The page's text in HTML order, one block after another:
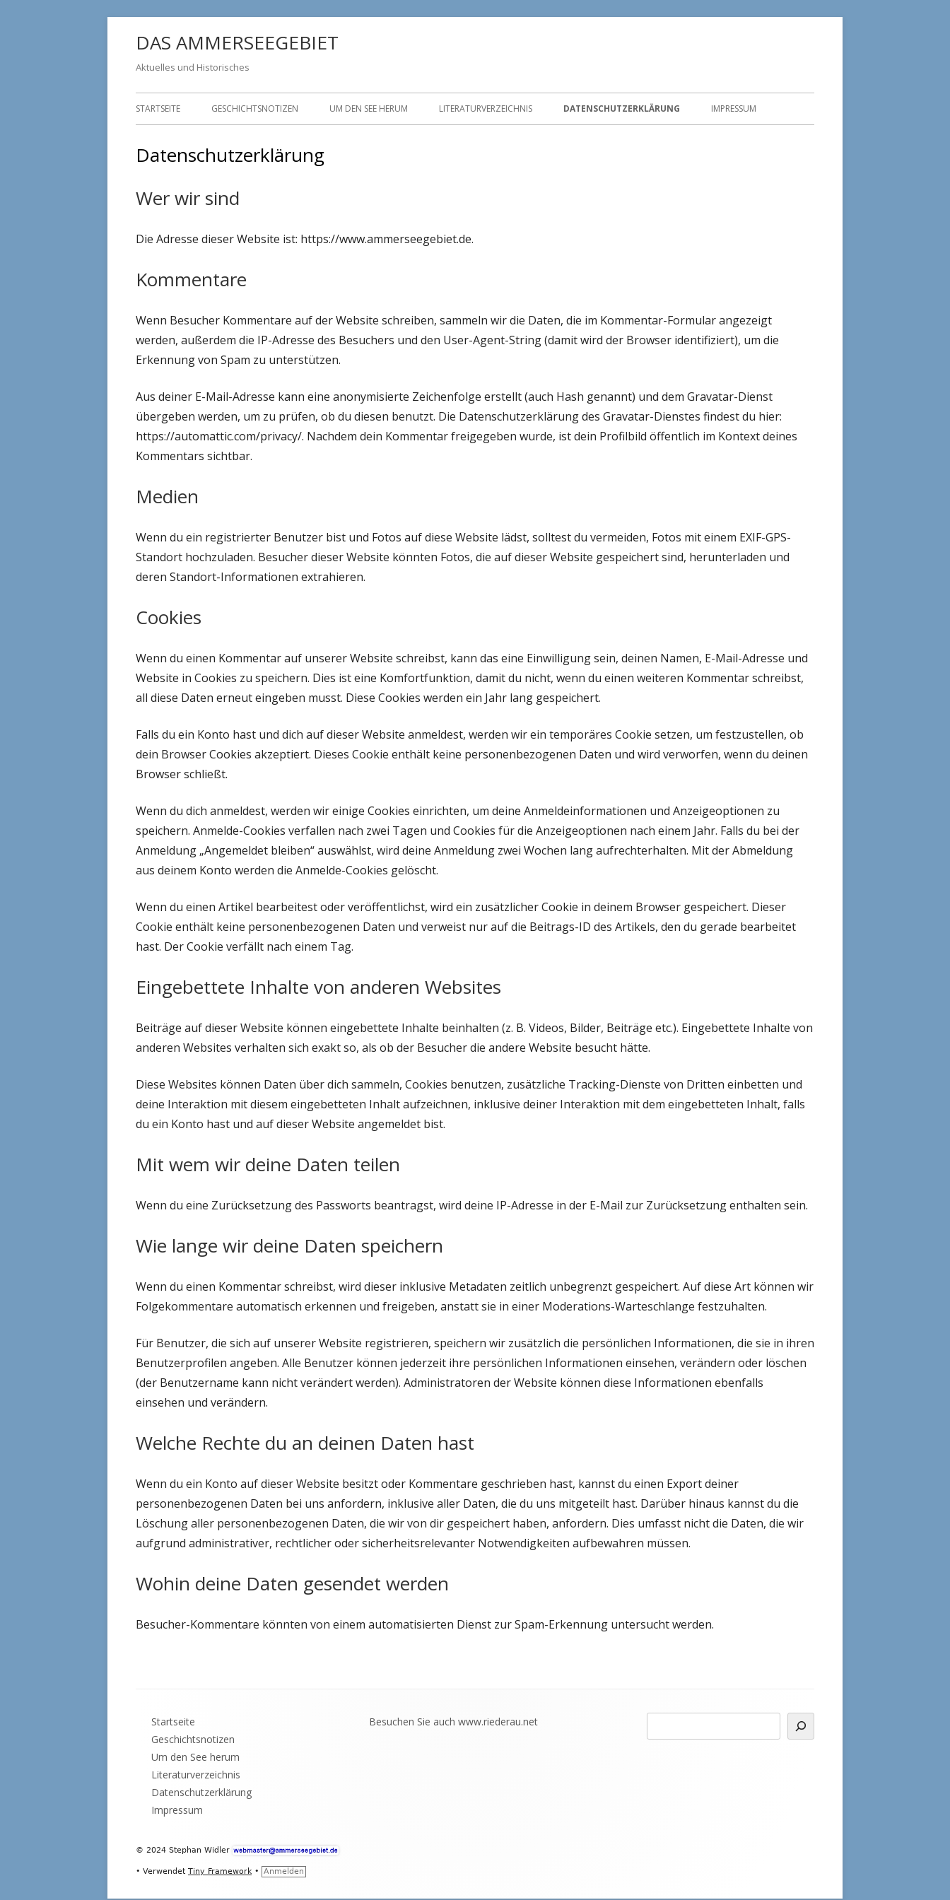
DAS AMMERSEEGEBIET
Aktuelles und Historisches
Primäres
STARTSEITE GESCHICHTSNOTIZEN UM DEN SEE HERUM LITERATURVERZEICHNIS DATENSCHUTZERKLÄRUNG IMPRESSUM
Datenschutzerklärung
Wer wir sind
Die Adresse dieser Website ist: https://www.ammerseegebiet.de.
Kommentare
Wenn Besucher Kommentare auf der Website schreiben, sammeln wir die Daten, die im Kommentar-Formular angezeigt
werden, außerdem die IP-Adresse des Besuchers und den User-Agent-String (damit wird der Browser identifiziert), um die
Erkennung von Spam zu unterstützen.
Aus deiner E-Mail-Adresse kann eine anonymisierte Zeichenfolge erstellt (auch Hash genannt) und dem Gravatar-Dienst
übergeben werden, um zu prüfen, ob du diesen benutzt. Die Datenschutzerklärung des Gravatar-Dienstes findest du hier:
https://automattic.com/privacy/. Nachdem dein Kommentar freigegeben wurde, ist dein Profilbild öffentlich im Kontext deines
Kommentars sichtbar.
Medien
Wenn du ein registrierter Benutzer bist und Fotos auf diese Website lädst, solltest du vermeiden, Fotos mit einem EXIF-GPS-
Standort hochzuladen. Besucher dieser Website könnten Fotos, die auf dieser Website gespeichert sind, herunterladen und
deren Standort-Informationen extrahieren.
Cookies
Wenn du einen Kommentar auf unserer Website schreibst, kann das eine Einwilligung sein, deinen Namen, E-Mail-Adresse und
Website in Cookies zu speichern. Dies ist eine Komfortfunktion, damit du nicht, wenn du einen weiteren Kommentar schreibst,
all diese Daten erneut eingeben musst. Diese Cookies werden ein Jahr lang gespeichert.
Falls du ein Konto hast und dich auf dieser Website anmeldest, werden wir ein temporäres Cookie setzen, um festzustellen, ob
dein Browser Cookies akzeptiert. Dieses Cookie enthält keine personenbezogenen Daten und wird verworfen, wenn du deinen
Browser schließt.
Wenn du dich anmeldest, werden wir einige Cookies einrichten, um deine Anmeldeinformationen und Anzeigeoptionen zu
speichern. Anmelde-Cookies verfallen nach zwei Tagen und Cookies für die Anzeigeoptionen nach einem Jahr. Falls du bei der
Anmeldung „Angemeldet bleiben“ auswählst, wird deine Anmeldung zwei Wochen lang aufrechterhalten. Mit der Abmeldung
aus deinem Konto werden die Anmelde-Cookies gelöscht.
Wenn du einen Artikel bearbeitest oder veröffentlichst, wird ein zusätzlicher Cookie in deinem Browser gespeichert. Dieser
Cookie enthält keine personenbezogenen Daten und verweist nur auf die Beitrags-ID des Artikels, den du gerade bearbeitet
hast. Der Cookie verfällt nach einem Tag.
Eingebettete Inhalte von anderen Websites
Beiträge auf dieser Website können eingebettete Inhalte beinhalten (z. B. Videos, Bilder, Beiträge etc.). Eingebettete Inhalte von
anderen Websites verhalten sich exakt so, als ob der Besucher die andere Website besucht hätte.
Diese Websites können Daten über dich sammeln, Cookies benutzen, zusätzliche Tracking-Dienste von Dritten einbetten und
deine Interaktion mit diesem eingebetteten Inhalt aufzeichnen, inklusive deiner Interaktion mit dem eingebetteten Inhalt, falls
du ein Konto hast und auf dieser Website angemeldet bist.
Mit wem wir deine Daten teilen
Wenn du eine Zurücksetzung des Passworts beantragst, wird deine IP-Adresse in der E-Mail zur Zurücksetzung enthalten sein.
Wie lange wir deine Daten speichern
Wenn du einen Kommentar schreibst, wird dieser inklusive Metadaten zeitlich unbegrenzt gespeichert. Auf diese Art können wir
Folgekommentare automatisch erkennen und freigeben, anstatt sie in einer Moderations-Warteschlange festzuhalten.
Für Benutzer, die sich auf unserer Website registrieren, speichern wir zusätzlich die persönlichen Informationen, die sie in ihren
Benutzerprofilen angeben. Alle Benutzer können jederzeit ihre persönlichen Informationen einsehen, verändern oder löschen
(der Benutzername kann nicht verändert werden). Administratoren der Website können diese Informationen ebenfalls
einsehen und verändern.
Welche Rechte du an deinen Daten hast
Wenn du ein Konto auf dieser Website besitzt oder Kommentare geschrieben hast, kannst du einen Export deiner
personenbezogenen Daten bei uns anfordern, inklusive aller Daten, die du uns mitgeteilt hast. Darüber hinaus kannst du die
Löschung aller personenbezogenen Daten, die wir von dir gespeichert haben, anfordern. Dies umfasst nicht die Daten, die wir
aufgrund administrativer, rechtlicher oder sicherheitsrelevanter Notwendigkeiten aufbewahren müssen.
Wohin deine Daten gesendet werden
Besucher-Kommentare könnten von einem automatisierten Dienst zur Spam-Erkennung untersucht werden.
Inhalt
Startseite
Geschichtsnotizen
Um den See herum
Literaturverzeichnis
Datenschutzerklärung
Impressum
Besuchen Sie auchwww.riederau.net
© 2024 Stephan Widler
• Verwendet Tiny Framework • Anmelden